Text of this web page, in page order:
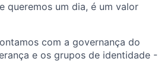
queremos um dia, é um valor
com a governança do
e os grupos de identidade -